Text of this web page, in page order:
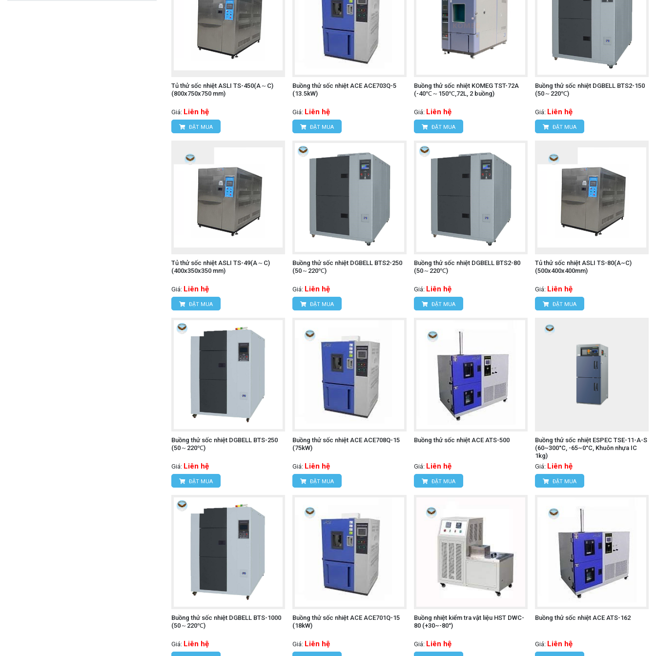
Tủ thử sốc nhiệt ASLI TS-450(A～C)
(800x750x750 mm)
Giá: Liên hệ
ĐẶT MUA
Buồng thử sốc nhiệt ACE ACE703Q-5
(13.5kW)
Giá: Liên hệ
ĐẶT MUA
Buồng thử sốc nhiệt KOMEG TST-72A
(-40℃～150℃,72L, 2 buồng)
Giá: Liên hệ
ĐẶT MUA
Buồng thử sốc nhiệt DGBELL BTS2-150
(50～220℃)
Giá: Liên hệ
ĐẶT MUA
Tủ thử sốc nhiệt ASLI TS-49(A～C)
(400x350x350 mm)
Giá: Liên hệ
ĐẶT MUA
Buồng thử sốc nhiệt DGBELL BTS2-250
(50～220℃)
Giá: Liên hệ
ĐẶT MUA
Buồng thử sốc nhiệt DGBELL BTS2-80
(50～220℃)
Giá: Liên hệ
ĐẶT MUA
Tủ thử sốc nhiệt ASLI TS-80(A~C)
(500x400x400mm)
Giá: Liên hệ
ĐẶT MUA
Buồng thử sốc nhiệt DGBELL BTS-250
(50～220℃)
Giá: Liên hệ
ĐẶT MUA
Buồng thử sốc nhiệt ACE ACE708Q-15
(75kW)
Giá: Liên hệ
ĐẶT MUA
Buồng thử sốc nhiệt ACE ATS-500
Giá: Liên hệ
ĐẶT MUA
Buồng thử sốc nhiệt ESPEC TSE-11-A-S
(60~300°C, -65~0°C, Khuôn nhựa IC
1kg)
Giá: Liên hệ
ĐẶT MUA
Buồng thử sốc nhiệt DGBELL BTS-1000
(50～220℃)
Giá: Liên hệ
Buồng thử sốc nhiệt ACE ACE701Q-15
(18kW)
Giá: Liên hệ
Buồng nhiệt kiểm tra vật liệu HST DWC-
80 (+30~-80°)
Giá: Liên hệ
Buồng thử sốc nhiệt ACE ATS-162
Giá: Liên hệ